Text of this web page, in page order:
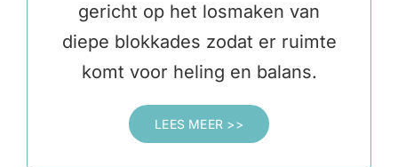
gericht op het losmaken van
diepe blokkades zodat er ruimte
komt voor heling en balans.
LEES MEER >>